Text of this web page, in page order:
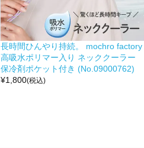
長時間ひんやり持続。 mochro factory
高吸水ポリマー入り ネッククーラー
保冷剤ポケット付き (No.09000762)
¥1,800(税込)